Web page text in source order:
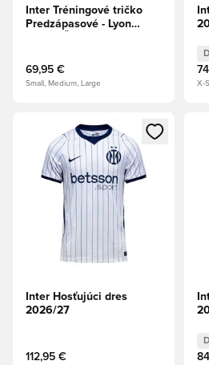
Inter Tréningové tričko
Predzápasové - Lyon
69,95 €
Small, Medium, Large X-
Otvorí modál na prihlásenie
Inter Hosťujúci dres
2026/27
112,95 €